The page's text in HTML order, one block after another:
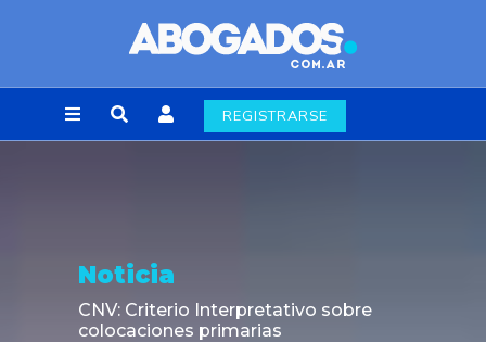
REGISTRARSE
Noticia
CNV: Criterio Interpretativo sobre
colocaciones primarias